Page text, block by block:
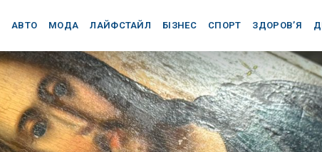
АВТО МОДА ЛАЙФСТАЙЛ БІЗНЕС СПОРТ ЗДОРОВ’Я